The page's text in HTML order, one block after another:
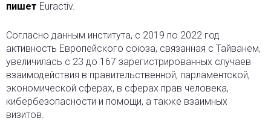
пишет Euractiv.
Согласно данным института, с 2019 по 2022 год
активность Европейского союза, связанная с Тайванем,
увеличилась с 23 до 167 зарегистрированных случаев
взаимодействия в правительственной, парламентской,
экономической сферах, в сферах прав человека,
кибербезопасности и помощи, а также взаимных
визитов.